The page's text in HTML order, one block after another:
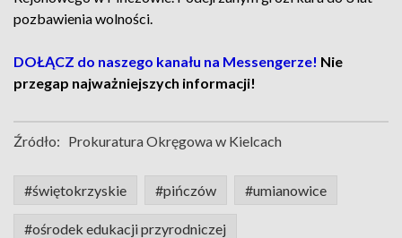
pozbawienia wolności.
DOŁĄCZ do naszego kanału na Messengerze! Nie
przegap najważniejszych informacji!
Źródło: Prokuratura Okręgowa w Kielcach
#świętokrzyskie #pińczów #umianowice
#ośrodek edukacji przyrodniczej